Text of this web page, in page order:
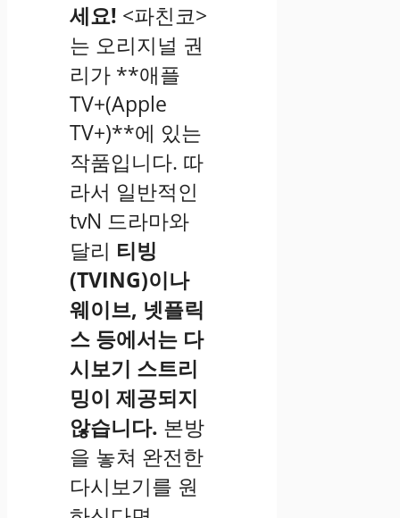
세요! <파친코>
는 오리지널 권
리가 **애플
TV+(Apple
TV+)**에 있는
작품입니다. 따
라서 일반적인
tvN 드라마와
달리 티빙
(TVING)이나
웨이브, 넷플릭
스 등에서는 다
시보기 스트리
밍이 제공되지
않습니다. 본방
을 놓쳐 완전한
다시보기를 원